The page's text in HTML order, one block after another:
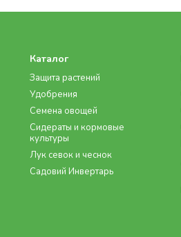
Каталог
Защита растений
Удобрения
Семена овощей
Сидераты и кормовые
культуры
Лук севок и чеснок
Садовий Инвертарь